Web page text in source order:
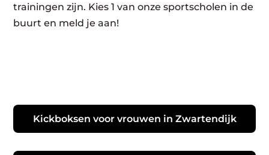
trainingen zijn. Kies 1 van onze sportscholen in de
buurt en meld je aan!
Kickboksen voor vrouwen in Zwartendijk